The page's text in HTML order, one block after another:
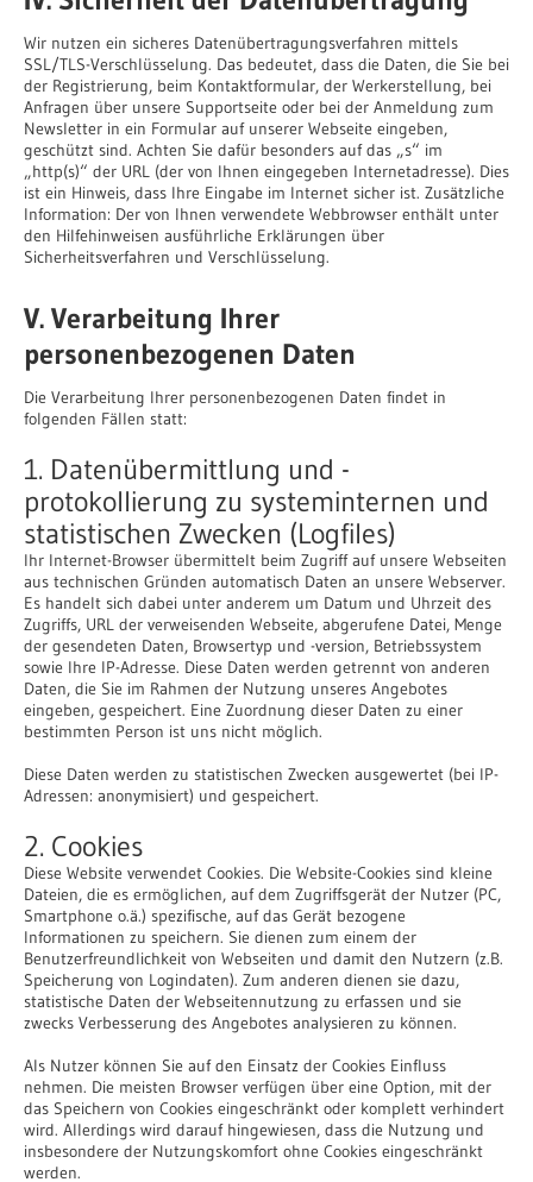
Wir nutzen ein sicheres Datenübertragungsverfahren mittels
SSL/TLS-Verschlüsselung. Das bedeutet, dass die Daten, die Sie bei
der Registrierung, beim Kontaktformular, der Werkerstellung, bei
Anfragen über unsere Supportseite oder bei der Anmeldung zum
Newsletter in ein Formular auf unserer Webseite eingeben,
geschützt sind. Achten Sie dafür besonders auf das „s“ im
„http(s)“ der URL (der von Ihnen eingegeben Internetadresse). Dies
ist ein Hinweis, dass Ihre Eingabe im Internet sicher ist. Zusätzliche
Information: Der von Ihnen verwendete Webbrowser enthält unter
den Hilfehinweisen ausführliche Erklärungen über
Sicherheitsverfahren und Verschlüsselung.
V. Verarbeitung Ihrer
personenbezogenen Daten
Die Verarbeitung Ihrer personenbezogenen Daten findet in
folgenden Fällen statt:
1. Datenübermittlung und -
protokollierung zu systeminternen und
statistischen Zwecken (Logfiles)
Ihr Internet-Browser übermittelt beim Zugriff auf unsere Webseiten
aus technischen Gründen automatisch Daten an unsere Webserver.
Es handelt sich dabei unter anderem um Datum und Uhrzeit des
Zugriffs, URL der verweisenden Webseite, abgerufene Datei, Menge
der gesendeten Daten, Browsertyp und -version, Betriebssystem
sowie Ihre IP-Adresse. Diese Daten werden getrennt von anderen
Daten, die Sie im Rahmen der Nutzung unseres Angebotes
eingeben, gespeichert. Eine Zuordnung dieser Daten zu einer
bestimmten Person ist uns nicht möglich.
Diese Daten werden zu statistischen Zwecken ausgewertet (bei IP-
Adressen: anonymisiert) und gespeichert.
2. Cookies
Diese Website verwendet Cookies. Die Website-Cookies sind kleine
Dateien, die es ermöglichen, auf dem Zugriffsgerät der Nutzer (PC,
Smartphone o.ä.) spezifische, auf das Gerät bezogene
Informationen zu speichern. Sie dienen zum einem der
Benutzerfreundlichkeit von Webseiten und damit den Nutzern (z.B.
Speicherung von Logindaten). Zum anderen dienen sie dazu,
statistische Daten der Webseitennutzung zu erfassen und sie
zwecks Verbesserung des Angebotes analysieren zu können.
Als Nutzer können Sie auf den Einsatz der Cookies Einfluss
nehmen. Die meisten Browser verfügen über eine Option, mit der
das Speichern von Cookies eingeschränkt oder komplett verhindert
wird. Allerdings wird darauf hingewiesen, dass die Nutzung und
insbesondere der Nutzungskomfort ohne Cookies eingeschränkt
werden.